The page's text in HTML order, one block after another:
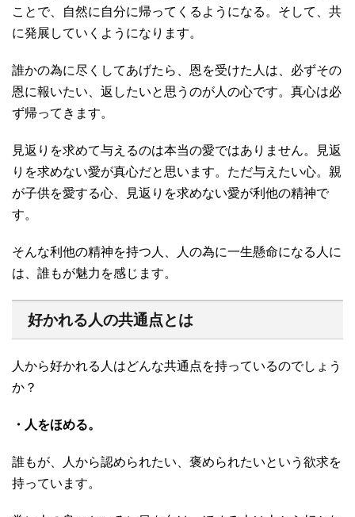
ことで、自然に自分に帰ってくるようになる。そして、共
に発展していくようになります。
誰かの為に尽くしてあげたら、恩を受けた人は、必ずその
恩に報いたい、返したいと思うのが人の心です。真心は必
ず帰ってきます。
見返りを求めて与えるのは本当の愛ではありません。見返
りを求めない愛が真心だと思います。ただ与えたい心。親
が子供を愛する心、見返りを求めない愛が利他の精神で
す。
そんな利他の精神を持つ人、人の為に一生懸命になる人に
は、誰もが魅力を感じます。
好かれる人の共通点とは
人から好かれる人はどんな共通点を持っているのでしょう
か？
・人をほめる。
誰もが、人から認められたい、褒められたいという欲求を
持っています。